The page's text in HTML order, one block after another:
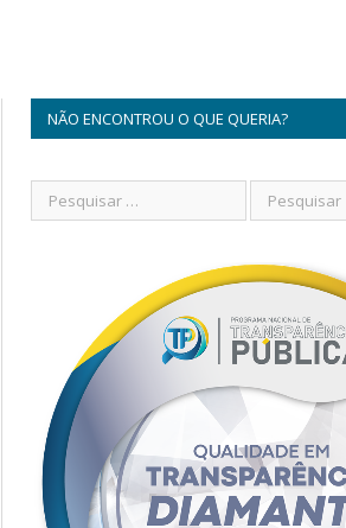
NÃO ENCONTROU O QUE QUERIA?